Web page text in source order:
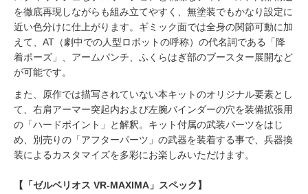
を徹底再現しながらも組み立てやすく、無塗装でもかなり設定に
近い色分けに仕上がります。ギミック面では全身の関節可動に加
えて、AT（劇中での人型ロボットの呼称）の代名詞である「降
着ポーズ」、アームパンチ、ふくらはぎ部のブースター展開など
が可能です。
また、原作では描写されていない本キットのオリジナル要素とし
て、右肩アーマー突起内および左腕バインダーの穴を装備拡張用
の「ハードポイント」と解釈。キット付属の武装パーツをはじ
め、別売りの「アフターパーツ」の武器を装着する事で、兵器換
装によるカスタマイズを多彩にお楽しみいただけます。
【「ゼルベリオス VR-MAXIMA」スペック】